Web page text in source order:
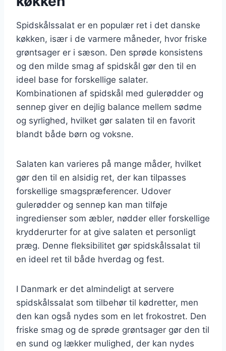
Spidskålssalat er en populær ret i det danske
køkken, især i de varmere måneder, hvor friske
grøntsager er i sæson. Den sprøde konsistens
og den milde smag af spidskål gør den til en
ideel base for forskellige salater.
Kombinationen af spidskål med gulerødder og
sennep giver en dejlig balance mellem sødme
og syrlighed, hvilket gør salaten til en favorit
blandt både børn og voksne.
Salaten kan varieres på mange måder, hvilket
gør den til en alsidig ret, der kan tilpasses
forskellige smagspræferencer. Udover
gulerødder og sennep kan man tilføje
ingredienser som æbler, nødder eller forskellige
krydderurter for at give salaten et personligt
præg. Denne fleksibilitet gør spidskålssalat til
en ideel ret til både hverdag og fest.
I Danmark er det almindeligt at servere
spidskålssalat som tilbehør til kødretter, men
den kan også nydes som en let frokostret. Den
friske smag og de sprøde grøntsager gør den til
en sund og lækker mulighed, der kan nydes